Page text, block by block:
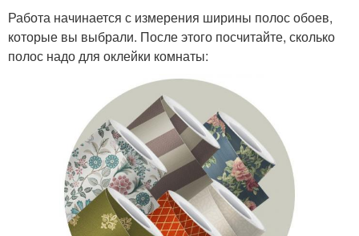
Работа начинается с измерения ширины полос обоев,
которые вы выбрали. После этого посчитайте, сколько
полос надо для оклейки комнаты: